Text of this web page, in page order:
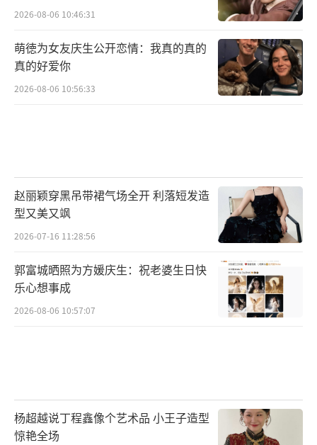
2026-08-06 10:46:31
萌徳为女友庆生公开恋情：我真的真的
真的好爱你
2026-08-06 10:56:33
赵丽颖穿黑吊带裙气场全开 利落短发造
型又美又飒
2026-07-16 11:28:56
郭富城晒照为方媛庆生：祝老婆生日快
乐心想事成
2026-08-06 10:57:07
杨超越说丁程鑫像个艺术品 小王子造型
惊艳全场